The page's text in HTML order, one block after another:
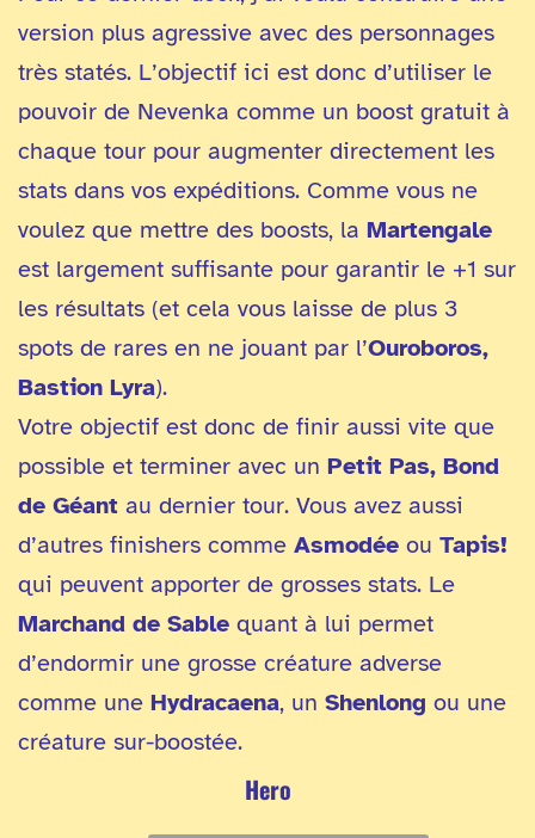
version plus agressive avec des personnages
très statés. L’objectif ici est donc d’utiliser le
pouvoir de Nevenka comme un boost gratuit à
chaque tour pour augmenter directement les
stats dans vos expéditions. Comme vous ne
voulez que mettre des boosts, la Martengale
est largement suffisante pour garantir le +1 sur
les résultats (et cela vous laisse de plus 3
spots de rares en ne jouant par l’Ouroboros,
Bastion Lyra).
Votre objectif est donc de finir aussi vite que
possible et terminer avec un Petit Pas, Bond
de Géant au dernier tour. Vous avez aussi
d’autres finishers comme Asmodée ou Tapis!
qui peuvent apporter de grosses stats. Le
Marchand de Sable quant à lui permet
d’endormir une grosse créature adverse
comme une Hydracaena, un Shenlong ou une
créature sur-boostée.
Hero